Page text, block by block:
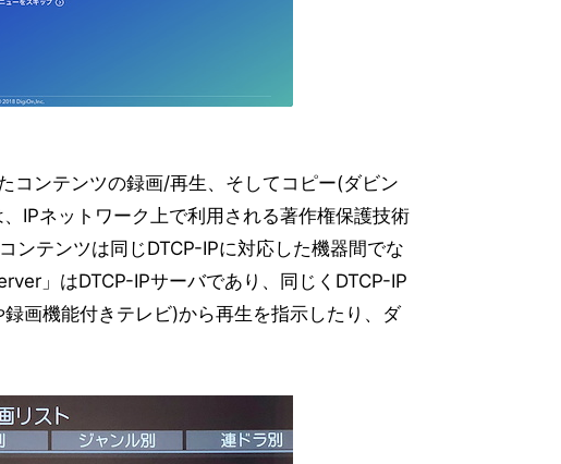
コンテンツの録画/再生、そしてコピー(ダビン
IPネットワーク上で利用される著作権保護技術
ンテンツは同じDTCP-IPに対応した機器間でな
」はDTCP-IPサーバであり、同じくDTCP-IP
画機能付きテレビ)から再生を指示したり、ダ